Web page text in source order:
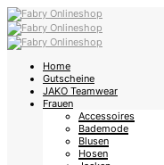
Home
Gutscheine
JAKO Teamwear
Frauen
Accessoires
Bademode
Blusen
Hosen